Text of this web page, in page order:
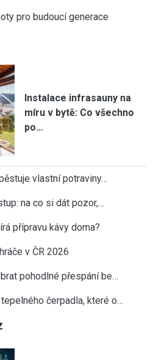
pro budoucí generace
Instalace infrasauny na
míru v bytě: Co všechno
po…
vlastní potraviny…
na co si dát pozor,…
přípravu kávy doma?
v ČR 2026
pohodlné přespání be…
čerpadla, které o…